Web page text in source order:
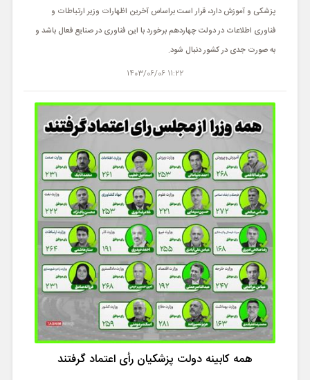
پزشکی و آموزش دارد، قرار است براساس آخرین اظهارات وزیر ارتباطات و
فناوری اطلاعات در دولت چهاردهم برخورد با این فناوری در صنایع فعال باشد و
به صورت جدی در کشور دنبال شود.
11:22 1403/06/06
همه کابینه دولت پزشکیان رأی اعتماد گرفتند